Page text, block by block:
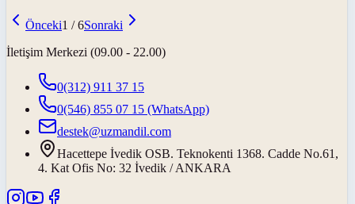
Önceki1 /6Sonraki
İletişim Merkezi (09.00 - 22.00)
0(312) 911 37 15
0(546) 855 07 15 (WhatsApp)
destek@uzmandil.com
Hacettepe İvedik OSB. Teknokenti 1368. Cadde No.61,
4. Kat Ofis No: 32 İvedik / ANKARA